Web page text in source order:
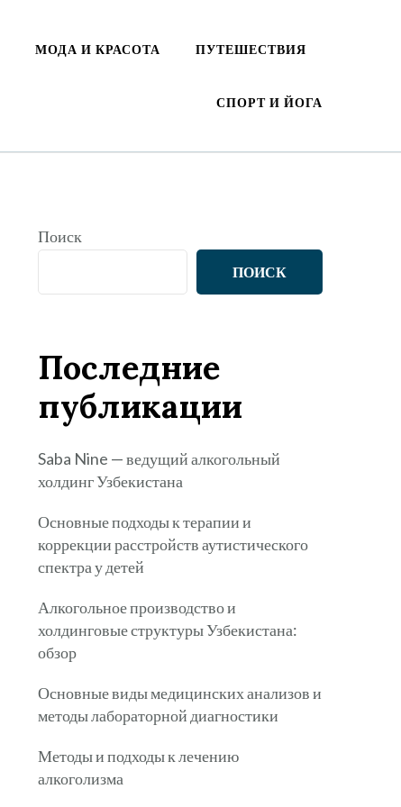
МОДА И КРАСОТА ПУТЕШЕСТВИЯ
СПОРТ И ЙОГА
Поиск
ПОИСК
Последние
публикации
Saba Nine — ведущий алкогольный
холдинг Узбекистана
Основные подходы к терапии и
коррекции расстройств аутистического
спектра у детей
Алкогольное производство и
холдинговые структуры Узбекистана:
обзор
Основные виды медицинских анализов и
методы лабораторной диагностики
Методы и подходы к лечению
алкоголизма